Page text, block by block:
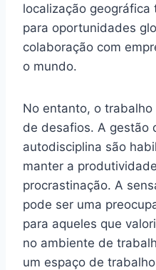
localização
para oportunidades
colaboração com
o mundo.
No entanto, o
de desafios. A gestão
autodisciplina são
manter a
procrastinação. A
pode ser uma
para aqueles que
no ambiente de
um espaço de